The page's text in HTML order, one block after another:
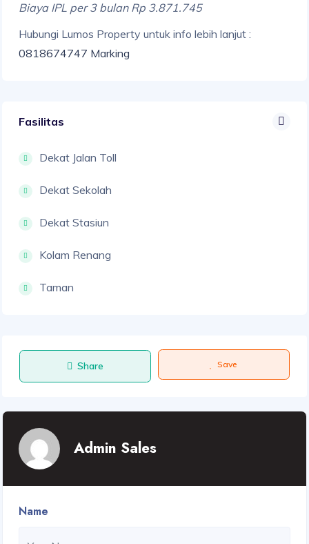
Biaya IPL per 3 bulan Rp 3.871.745
Hubungi Lumos Property untuk info lebih lanjut :
0818674747 Marking
Fasilitas
Dekat Jalan Toll
Dekat Sekolah
Dekat Stasiun
Kolam Renang
Taman
Share Save
Admin Sales
Name